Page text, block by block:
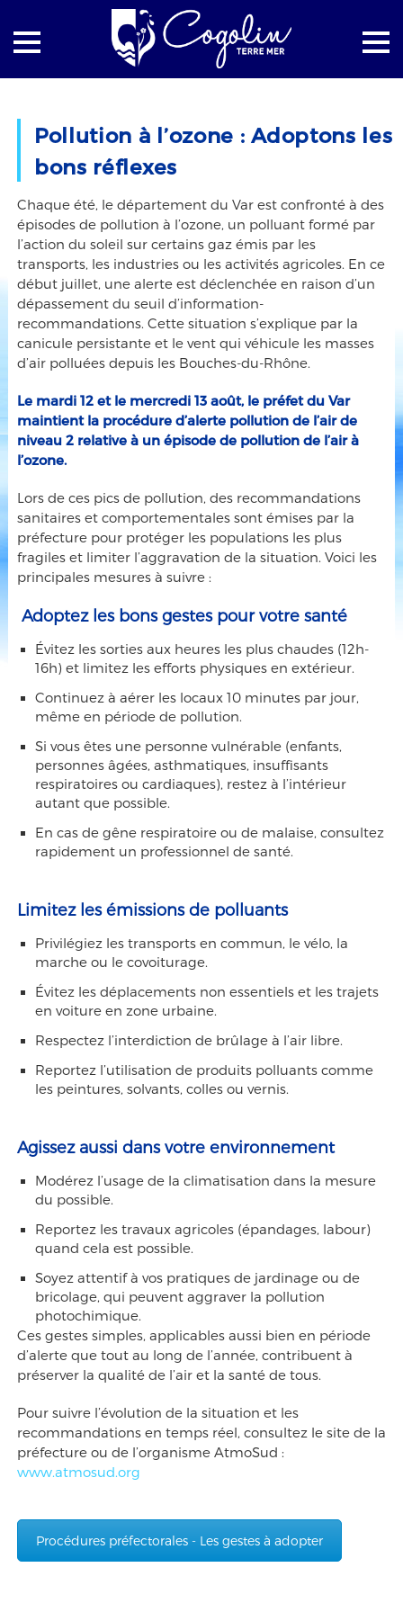
Pollution à l’ozone : Adoptons les bons réflexes
Pollution à l’ozone : Adoptons les
bons réflexes
Chaque été, le département du Var est confronté à des
épisodes de pollution à l’ozone, un polluant formé par
l’action du soleil sur certains gaz émis par les
transports, les industries ou les activités agricoles. En ce
début juillet, une alerte est déclenchée en raison d’un
dépassement du seuil d’information-
recommandations. Cette situation s’explique par la
canicule persistante et le vent qui véhicule les masses
d’air polluées depuis les Bouches-du-Rhône.
Le mardi 12 et le mercredi 13 août, le préfet du Var
maintient la procédure d’alerte pollution de l’air de
niveau 2 relative à un épisode de pollution de l’air à
l’ozone.
Lors de ces pics de pollution, des recommandations
sanitaires et comportementales sont émises par la
préfecture pour protéger les populations les plus
fragiles et limiter l’aggravation de la situation. Voici les
principales mesures à suivre :
Adoptez les bons gestes pour votre santé
Évitez les sorties aux heures les plus chaudes (12h-
16h) et limitez les efforts physiques en extérieur.
Continuez à aérer les locaux 10 minutes par jour,
même en période de pollution.
Si vous êtes une personne vulnérable (enfants,
personnes âgées, asthmatiques, insuffisants
respiratoires ou cardiaques), restez à l’intérieur
autant que possible.
En cas de gêne respiratoire ou de malaise, consultez
rapidement un professionnel de santé.
Limitez les émissions de polluants
Privilégiez les transports en commun, le vélo, la
marche ou le covoiturage.
Évitez les déplacements non essentiels et les trajets
en voiture en zone urbaine.
Respectez l’interdiction de brûlage à l’air libre.
Reportez l’utilisation de produits polluants comme
les peintures, solvants, colles ou vernis.
Agissez aussi dans votre environnement
Modérez l’usage de la climatisation dans la mesure
du possible.
Reportez les travaux agricoles (épandages, labour)
quand cela est possible.
Soyez attentif à vos pratiques de jardinage ou de
bricolage, qui peuvent aggraver la pollution
photochimique.
Ces gestes simples, applicables aussi bien en période
d’alerte que tout au long de l’année, contribuent à
préserver la qualité de l’air et la santé de tous.
Pour suivre l’évolution de la situation et les
recommandations en temps réel, consultez le site de la
préfecture ou de l’organisme AtmoSud :
www.atmosud.org
Procédures préfectorales - Les gestes à adopter